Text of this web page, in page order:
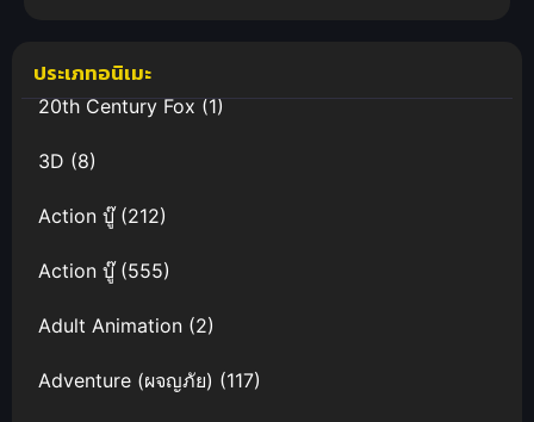
ประเภทอนิเมะ
20th Century Fox(1)
3D (8)
Action บู๊(212)
Action บู๊(555)
Adult Animation (2)
Adventure (ผจญภัย) (117)